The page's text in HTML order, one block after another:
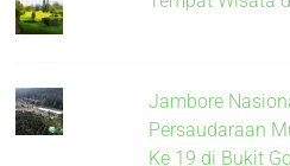
Jambore
Persaudaraan
Ke 19 di Bukit